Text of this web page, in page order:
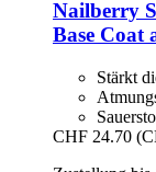
Nailberry
Base Coat
Stärkt
CHF 24.70